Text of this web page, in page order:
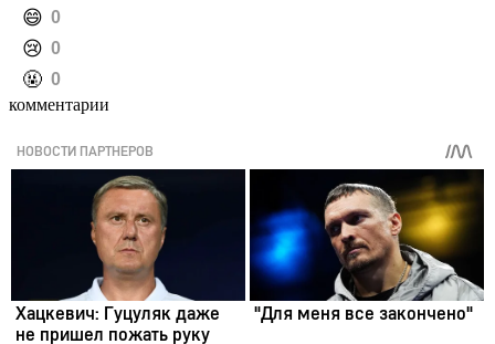
️😄 0
️😢 0
️🤬 0
комментарии